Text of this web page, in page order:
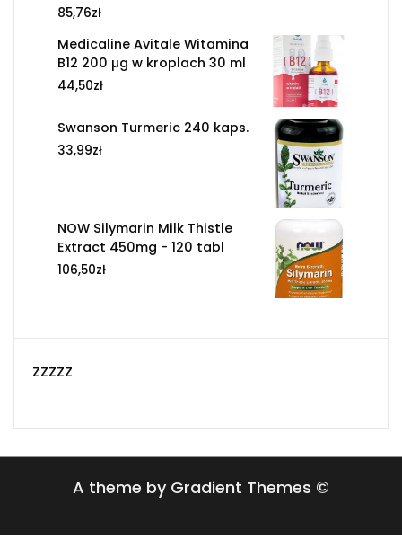
85,76zł
Medicaline Avitale Witamina
B12 200 µg w kroplach 30 ml
44,50zł
Swanson Turmeric 240 kaps.
33,99zł
NOW Silymarin Milk Thistle
Extract 450mg - 120 tabl
106,50zł
zzzzz
A theme by Gradient Themes ©